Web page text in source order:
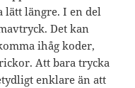
lätt längre. I en del
Det kan
ihåg koder,
Att bara trycka
enklare än att